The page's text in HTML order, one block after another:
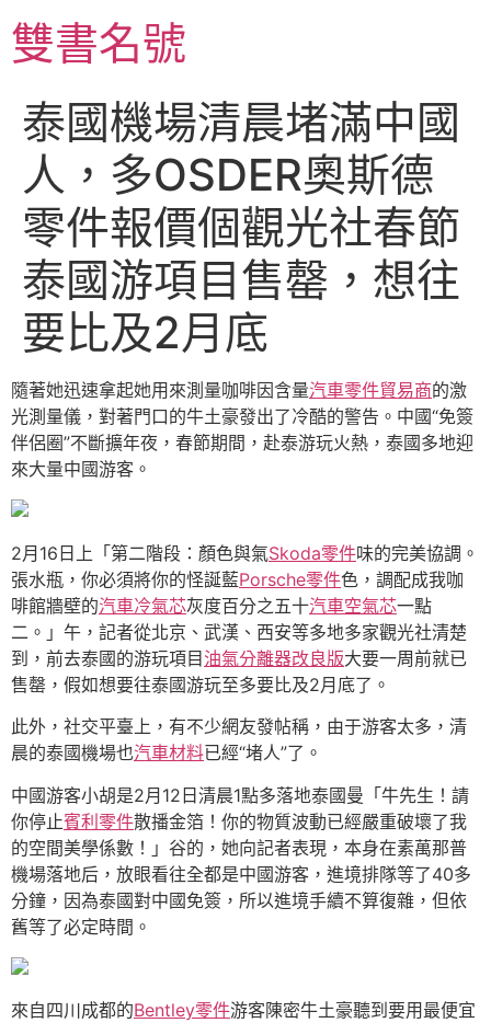
至
主雙書名號
泰國機場清晨堵滿中國
人，多OSDER奧斯德
零件報價個觀光社春節
泰國游項目售罄，想往
要比及2月底
隨著她迅速拿起她用來測量咖啡因含量汽車零件貿易商的激
光測量儀，對著門口的牛土豪發出了冷酷的警告。中國“免簽
伴侶圈”不斷擴年夜，春節期間，赴泰游玩火熱，泰國多地迎
來大量中國游客。
2月16日上「第二階段：顏色與氣Skoda零件味的完美協調。
張水瓶，你必須將你的怪誕藍Porsche零件色，調配成我咖
啡館牆壁的汽車冷氣芯灰度百分之五十汽車空氣芯一點
二。」午，記者從北京、武漢、西安等多地多家觀光社清楚
到，前去泰國的游玩項目油氣分離器改良版大要一周前就已
售罄，假如想要往泰國游玩至多要比及2月底了。
此外，社交平臺上，有不少網友發帖稱，由于游客太多，清
晨的泰國機場也汽車材料已經“堵人”了。
中國游客小胡是2月12日清晨1點多落地泰國曼「牛先生！請
你停止賓利零件散播金箔！你的物質波動已經嚴重破壞了我
的空間美學係數！」谷的，她向記者表現，本身在素萬那普
機場落地后，放眼看往全都是中國游客，進境排隊等了40多
分鐘，因為泰國對中國免簽，所以進境手續不算復雜，但依
舊等了必定時間。
來自四川成都的Bentley零件游客陳密牛土豪聽到要用最便宜